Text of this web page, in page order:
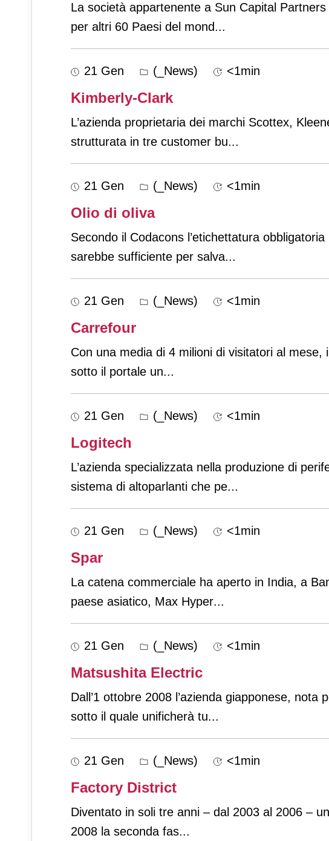
La società appartenente a Sun Capital
per altri 60 Paesi del mond...
21 Gen (_News) <1min
Kimberly-Clark
L’azienda proprietaria dei marchi Scottex,
strutturata in tre customer bu...
21 Gen (_News) <1min
Olio di oliva
Secondo il Codacons l’etichettatura
sarebbe sufficiente per salva...
21 Gen (_News) <1min
Carrefour
Con una media di 4 milioni di visitatori al
sotto il portale un...
21 Gen (_News) <1min
Logitech
L’azienda specializzata nella produzione di
sistema di altoparlanti che pe...
21 Gen (_News) <1min
Spar
La catena commerciale ha aperto in India, a
paese asiatico, Max Hyper...
21 Gen (_News) <1min
Matsushita Electric
Dall’1 ottobre 2008 l’azienda giapponese,
sotto il quale unificherà tu...
21 Gen (_News) <1min
Factory District
Diventato in soli tre anni – dal 2003 al 2006 –
2008 la seconda fas...